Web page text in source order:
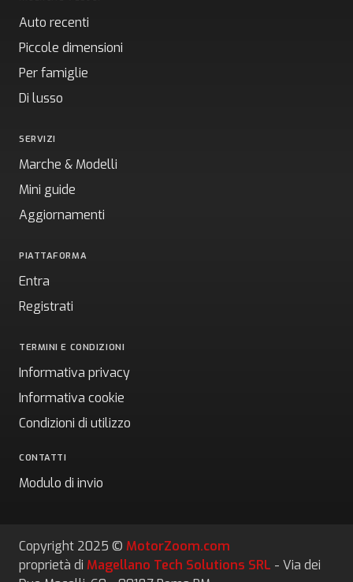
Auto recenti
Piccole dimensioni
Per famiglie
Di lusso
SERVIZI
Marche & Modelli
Mini guide
Aggiornamenti
PIATTAFORMA
Entra
Registrati
TERMINI E CONDIZIONI
Informativa privacy
Informativa cookie
Condizioni di utilizzo
CONTATTI
Modulo di invio
Copyright 2025 © MotorZoom.com
proprietà di Magellano Tech Solutions SRL - Via dei